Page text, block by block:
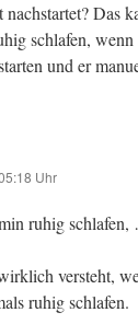
Das
schlafen,
und er
Uhr
ruhig
versteht,
ruhig schlafen.